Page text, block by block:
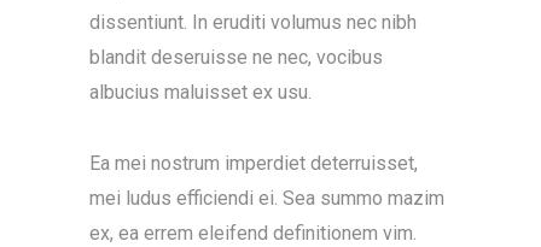
dissentiunt. In eruditi volumus nec nibh
blandit deseruisse ne nec, vocibus
albucius maluisset ex usu.
Ea mei nostrum imperdiet deterruisset,
mei ludus efficiendi ei. Sea summo mazim
ex, ea errem eleifend definitionem vim.